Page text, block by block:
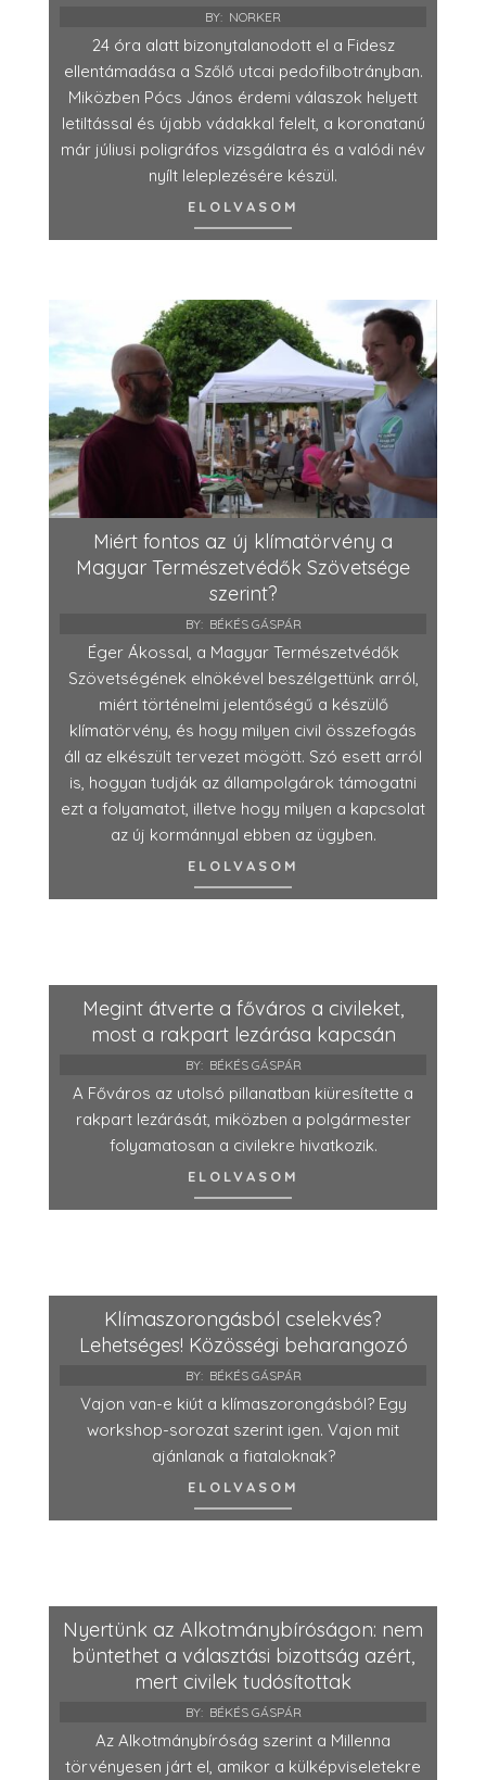
BY: NORKER
24 óra alatt bizonytalanodott el a Fidesz
ellentámadása a Szőlő utcai pedofilbotrányban.
Miközben Pócs János érdemi válaszok helyett
letiltással és újabb vádakkal felelt, a koronatanú
már júliusi poligráfos vizsgálatra és a valódi név
nyílt leleplezésére készül.
ELOLVASOM
Miért fontos az új klímatörvény a
Magyar Természetvédők Szövetsége
szerint?
BY: BÉKÉS GÁSPÁR
Éger Ákossal, a Magyar Természetvédők
Szövetségének elnökével beszélgettünk arról,
miért történelmi jelentőségű a készülő
klímatörvény, és hogy milyen civil összefogás
áll az elkészült tervezet mögött. Szó esett arról
is, hogyan tudják az állampolgárok támogatni
ezt a folyamatot, illetve hogy milyen a kapcsolat
az új kormánnyal ebben az ügyben.
ELOLVASOM
Megint átverte a főváros a civileket,
most a rakpart lezárása kapcsán
BY: BÉKÉS GÁSPÁR
A Főváros az utolsó pillanatban kiüresítette a
rakpart lezárását, miközben a polgármester
folyamatosan a civilekre hivatkozik.
ELOLVASOM
Klímaszorongásból cselekvés?
Lehetséges! Közösségi beharangozó
BY: BÉKÉS GÁSPÁR
Vajon van-e kiút a klímaszorongásból? Egy
workshop-sorozat szerint igen. Vajon mit
ajánlanak a fiataloknak?
ELOLVASOM
Nyertünk az Alkotmánybíróságon: nem
büntethet a választási bizottság azért,
mert civilek tudósítottak
BY: BÉKÉS GÁSPÁR
Az Alkotmánybíróság szerint a Millenna
törvényesen járt el, amikor a külképviseletekre